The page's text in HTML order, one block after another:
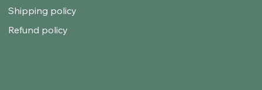
Shipping policy
Refund policy